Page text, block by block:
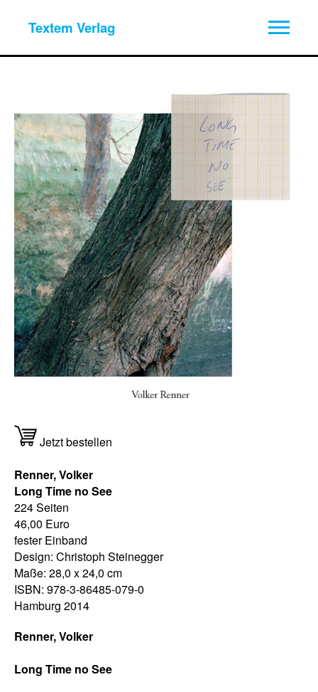
Textem Verlag
Renner, Volker
Long Time no See
Jetzt bestellen
Renner, Volker
Long Time no See
224 Seiten
46,00 Euro
fester Einband
Design: Christoph Steinegger
Maße: 28,0 x 24,0 cm
ISBN: 978-3-86485-079-0
Hamburg 2014